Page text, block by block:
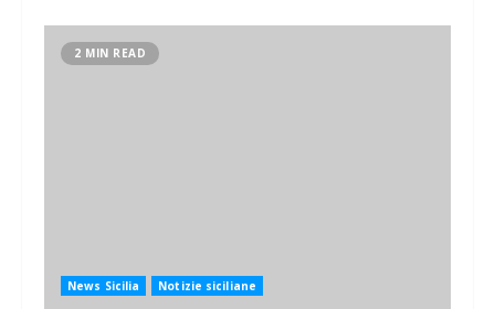
2 MIN READ
News Sicilia Notizie siciliane